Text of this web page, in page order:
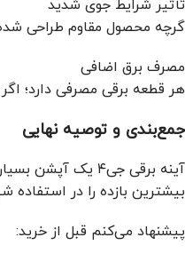
تأثیر شرایط جوی شدید
گرچه محصول مقاوم طراحی
مصرف برق اضافی
هر قطعه برقی مصرفی دارد؛
جمع‌بندی و توصیه نهایی
بیشترین بازده را در استفاده
پیشنهاد می‌کنم قبل از خرید: